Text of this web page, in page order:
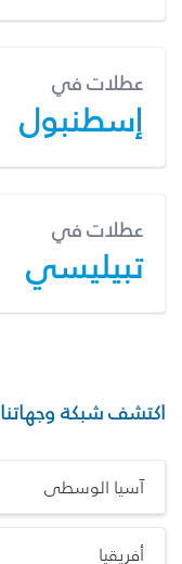
عطلات في
إسطنبول
عطلات في
تبيليسي
اكتشف شبكة وجهاتنا
آسيا الوسطى
أفريقيا